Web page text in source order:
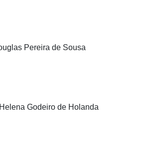
Pereira de Sousa
Godeiro de Holanda